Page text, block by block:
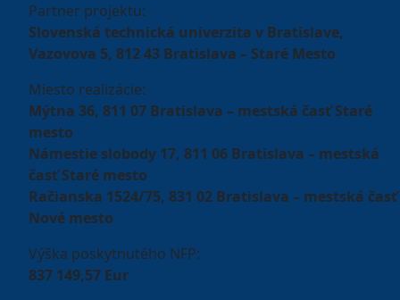
Partner projektu:
Slovenská technická univerzita v Bratislave,
Vazovova 5, 812 43 Bratislava – Staré Mesto
Miesto realizácie:
Mýtna 36, 811 07 Bratislava – mestská časť Staré
mesto
Námestie slobody 17, 811 06 Bratislava – mestská
časť Staré mesto
Račianska 1524/75, 831 02 Bratislava – mestská časť
Nové mesto
Výška poskytnutého NFP:
837 149,57 Eur